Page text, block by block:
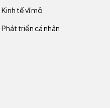
Kinh tế vĩ mô
Phát triển cá nhân